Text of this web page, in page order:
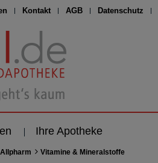
Kontakt AGB Datenschutz
Ihre Apotheke
Allpharm Vitamine & Mineralstoffe